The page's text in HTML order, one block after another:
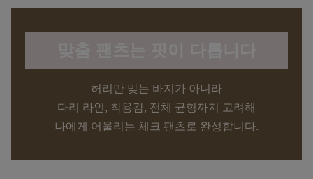
허리만 맞는 바지가 아니라
다리 라인, 착용감, 전체 균형까지 고려해
나에게 어울리는 체크 팬츠로 완성합니다.